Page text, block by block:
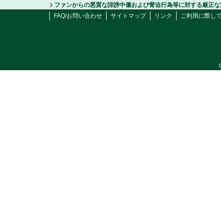
ファンからの悪質な誹謗中傷および脅迫行為等に対する厳正
FAQ/お問い合わせ
サイトマップ リンク ご利用に際し